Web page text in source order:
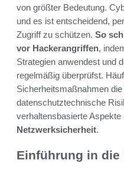
von größter Bedeutung.
und es ist entscheidend,
Zugriff zu schützen. So
vor Hackerangriffen,
Strategien anwendest und
regelmäßig überprüfst.
Sicherheitsmaßnahmen
datenschutztechnische
verhaltensbasierte
Netzwerksicherheit.
Einführung in die